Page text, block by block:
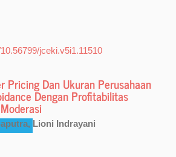
jceki.v5i1.11510
Pricing Dan Ukuran Perusahaan
Dengan Profitabilitas
Lioni Indrayani